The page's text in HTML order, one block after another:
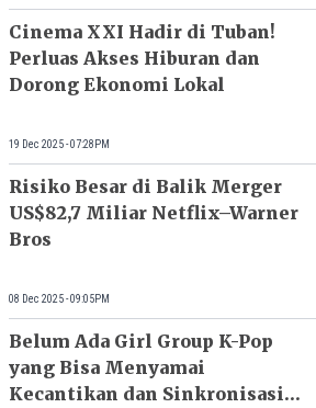
Cinema XXI Hadir di Tuban!
Perluas Akses Hiburan dan
Dorong Ekonomi Lokal
19 Dec 2025 - 07:28PM
Risiko Besar di Balik Merger
US$82,7 Miliar Netflix–Warner
Bros
08 Dec 2025 - 09:05PM
Belum Ada Girl Group K-Pop
yang Bisa Menyamai
Kecantikan dan Sinkronisasi